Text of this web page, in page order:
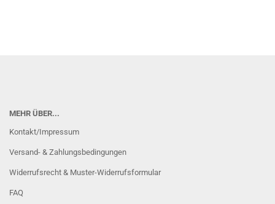
MEHR ÜBER...
Kontakt/Impressum
Versand- & Zahlungsbedingungen
Widerrufsrecht & Muster-Widerrufsformular
FAQ